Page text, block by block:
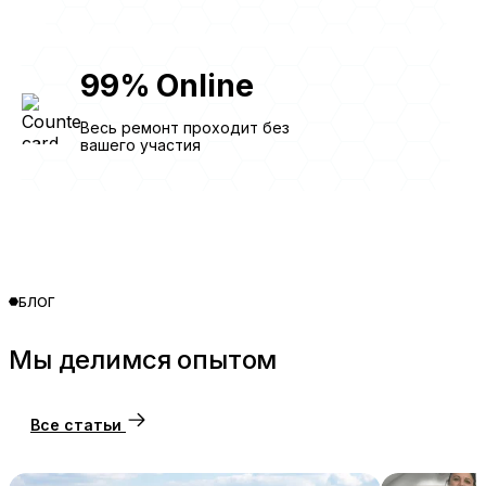
99% Online
Весь ремонт проходит без
вашего участия
БЛОГ
Мы делимся опытом
Все статьи